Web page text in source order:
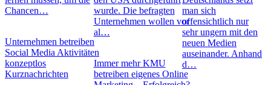
Chancen…
Unternehmen betreiben
Social Media Aktivitäten
konzeptlos
Kurznachrichten
wurde. Die befragten
Unternehmen wollen vor
al…
Immer mehr KMU
betreiben eigenes Online
man sich
offensichtlich nur
sehr ungern mit den
neuen Medien
auseinander. Anhand
d…